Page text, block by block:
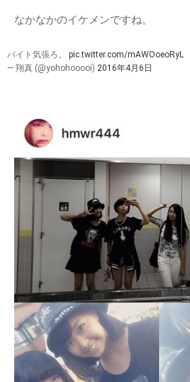
なかなかのイケメンですね。
バイト気張ろ。 pic.twitter.com/mAWOoeoRyL
— 翔真 (@yohohooooi) 2016年4月6日